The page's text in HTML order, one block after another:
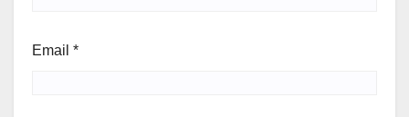
Email *